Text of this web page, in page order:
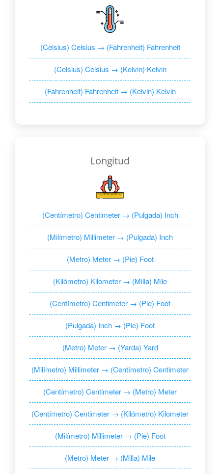
(Celsius) Celsius → (Fahrenheit) Fahrenheit
(Celsius) Celsius → (Kelvin) Kelvin
(Fahrenheit) Fahrenheit → (Kelvin) Kelvin
Longitud
(Centímetro) Centimeter → (Pulgada) Inch
(Milímetro) Millimeter → (Pulgada) Inch
(Metro) Meter → (Pie) Foot
(Kilómetro) Kilometer → (Milla) Mile
(Centímetro) Centimeter → (Pie) Foot
(Pulgada) Inch → (Pie) Foot
(Metro) Meter → (Yarda) Yard
(Milímetro) Millimeter → (Centímetro) Centimeter
(Centímetro) Centimeter → (Metro) Meter
(Centímetro) Centimeter → (Kilómetro) Kilometer
(Milímetro) Millimeter → (Pie) Foot
(Metro) Meter → (Milla) Mile